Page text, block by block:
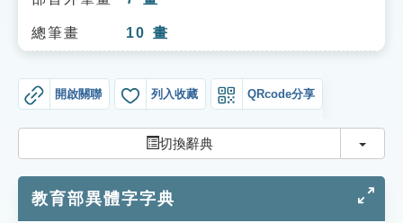
單字索引
貓頭鷹博士
總筆畫 10 畫
開啟關聯 列入收藏 QRcode分享
切換辭典 切換
教育部異體字字典